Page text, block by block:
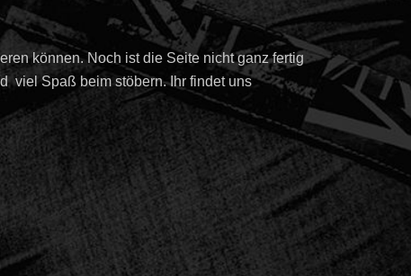
können. Noch ist die Seite nicht ganz fertig
viel Spaß beim stöbern. Ihr findet uns